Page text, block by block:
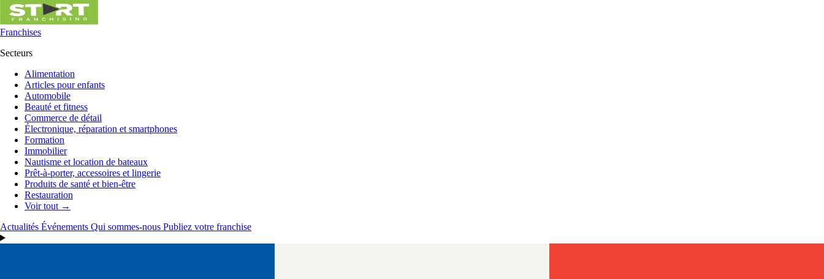
Franchises
Secteurs
Alimentation
Articles pour enfants
Automobile
Beauté et fitness
Commerce de détail
Électronique, réparation et smartphones
Formation
Immobilier
Nautisme et location de bateaux
Prêt-à-porter, accessoires et lingerie
Produits de santé et bien-être
Restauration
Voir tout →
Actualités Événements Qui sommes-nous Publiez votre franchise